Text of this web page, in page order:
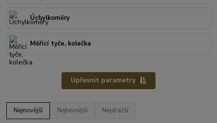
Úchylkoměry
Měřící tyče, kolečka
Upřesnit parametry
Nejnovější Nejlevnější Nejdražší